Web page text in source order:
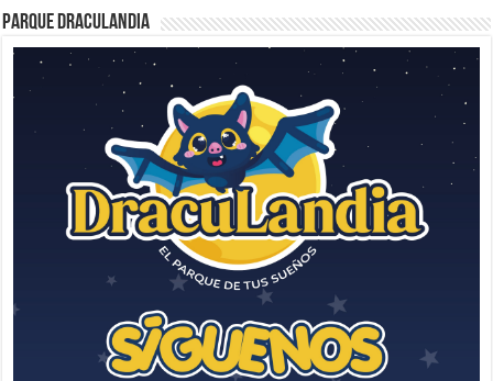
Parque Draculandia